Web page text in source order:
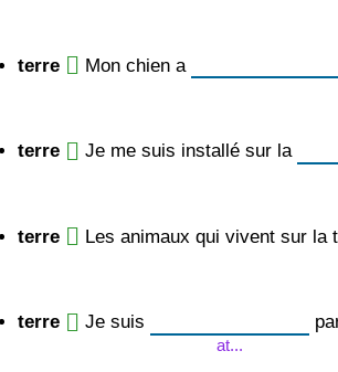
terre Mon chien a
terre Je me suis installé sur la
terre Les animaux qui vivent sur la
terre Je suis
at...